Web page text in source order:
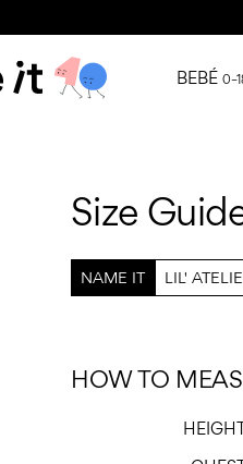
BEBÉ
Size
NAME IT LIL'
HOW TO